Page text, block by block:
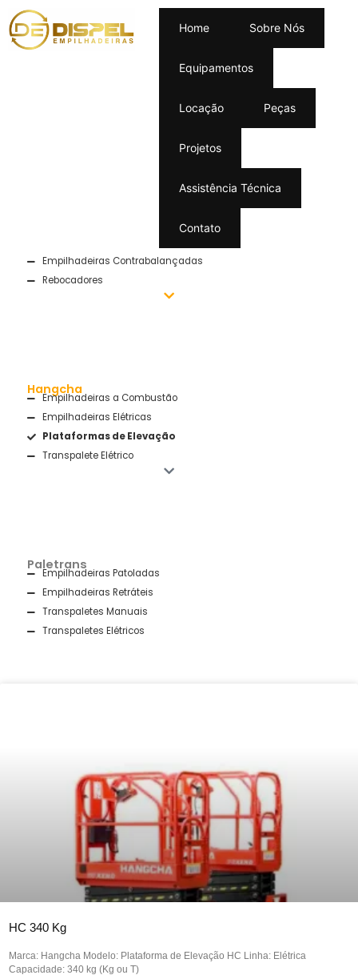
Home Sobre Nós
Equipamentos
Locação Peças
Projetos
Assistência Técnica
Contato
Empilhadeiras Contrabalançadas
Rebocadores
Hangcha
Empilhadeiras a Combustão
Empilhadeiras Elétricas
Plataformas de Elevação
Transpalete Elétrico
Paletrans
Empilhadeiras Patoladas
Empilhadeiras Retráteis
Transpaletes Manuais
Transpaletes Elétricos
HC 340 Kg
Marca: Hangcha Modelo: Plataforma de Elevação HC Linha: Elétrica
Capacidade: 340 kg (Kg ou T)